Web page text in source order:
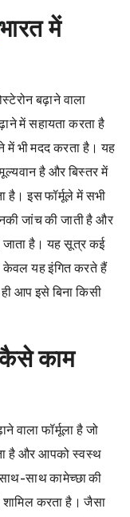
में
बढ़ाने वाला
में सहायता करता है
भी मदद करता है। यह
है और बिस्तर में
है। इस फॉर्मूले में सभी
जांच की जाती है और
जाता है। यह सूत्र कई
केवल यह इंगित करते हैं
आप इसे बिना किसी
काम
वाला फॉर्मूला है जो
है और आपको स्वस्थ
साथ कामेच्छा की
शामिल करता है। जैसा